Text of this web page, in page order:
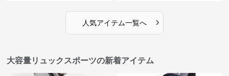
人気アイテム一覧へ ›
大容量リュックスポーツの新着アイテム